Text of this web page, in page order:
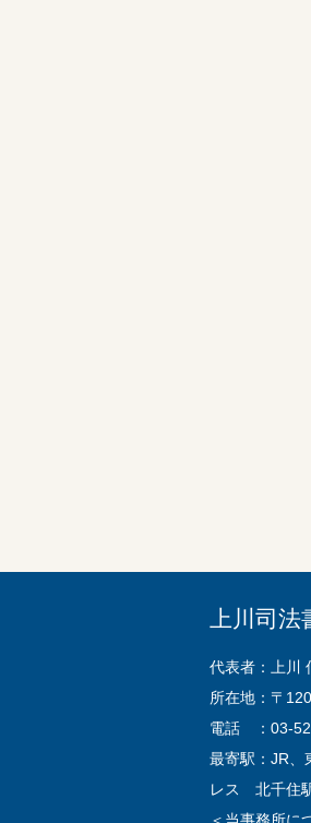
上川司
代表者：上川
所在地：〒
電話 ：03-
最寄駅：JR、
レス 北千住
＜当事務所に